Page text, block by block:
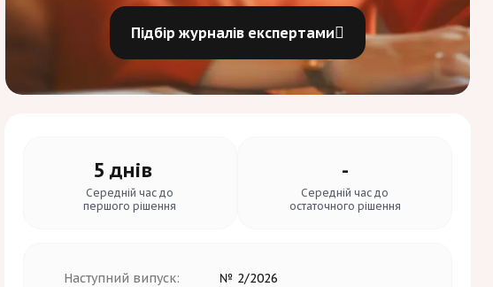
Підбір журналів експертами
5 днів
Середній час до
першого рішення
-
Середній час до
остаточного рішення
Наступний випуск: № 2/2026